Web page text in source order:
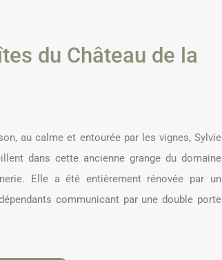
du Château de la
au calme et entourée par les vignes, Sylvie
dans cette ancienne grange du domaine
Elle a été entièrement rénovée par un
communicant par une double porte